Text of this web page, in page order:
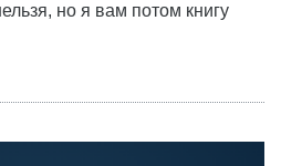
но я вам потом книгу